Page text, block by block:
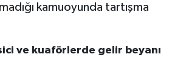
kamuoyunda tartışma
ve kuaförlerde gelir beyanı